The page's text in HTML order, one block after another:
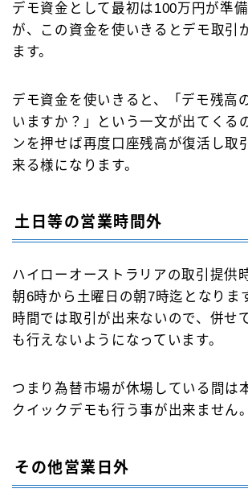
デモ資金として最初は100万円が準
が、この資金を使いきるとデモ取引
ます。
デモ資金を使いきると、「デモ残高
いますか？」という一文が出てくる
ンを押せば再度口座残高が復活し取
来る様になります。
土日等の営業時間外
ハイローオーストラリアの取引提供
朝6時から土曜日の朝7時迄となりま
時間では取引が出来ないので、併せ
も行えないようになっています。
つまり為替市場が休場している間は
クイックデモも行う事が出来ません。
その他営業日外